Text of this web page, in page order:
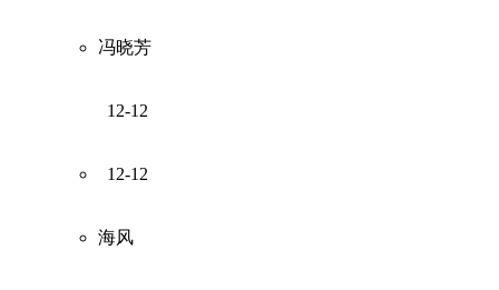
冯晓芳
12-12
12-12
海风